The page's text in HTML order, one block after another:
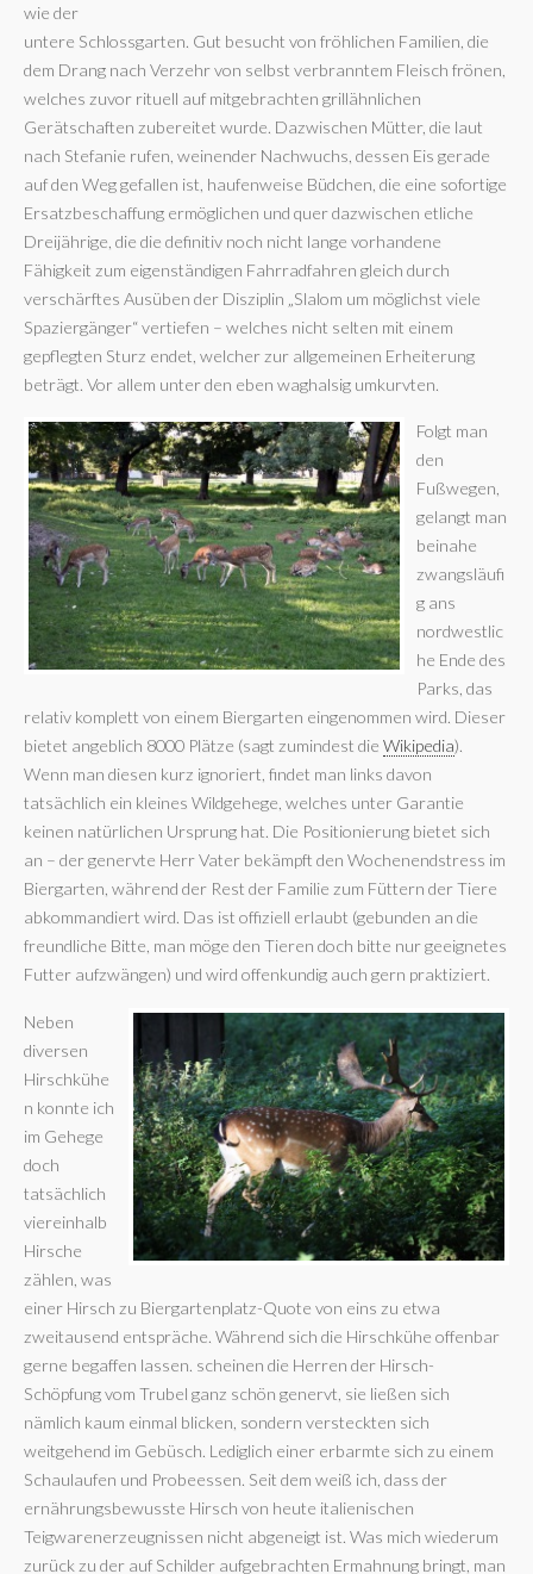
wie der
untere Schlossgarten. Gut besucht von fröhlichen Familien, die
dem Drang nach Verzehr von selbst verbranntem Fleisch frönen,
welches zuvor rituell auf mitgebrachten grillähnlichen
Gerätschaften zubereitet wurde. Dazwischen Mütter, die laut
nach Stefanie rufen, weinender Nachwuchs, dessen Eis gerade
auf den Weg gefallen ist, haufenweise Büdchen, die eine sofortige
Ersatzbeschaffung ermöglichen und quer dazwischen etliche
Dreijährige, die die definitiv noch nicht lange vorhandene
Fähigkeit zum eigenständigen Fahrradfahren gleich durch
verschärftes Ausüben der Disziplin „Slalom um möglichst viele
Spaziergänger“ vertiefen – welches nicht selten mit einem
gepflegten Sturz endet, welcher zur allgemeinen Erheiterung
beträgt. Vor allem unter den eben waghalsig umkurvten.
Folgt man
den
Fußwegen,
gelangt man
beinahe
zwangsläufi
g ans
nordwestlic
he Ende des
Parks, das
relativ komplett von einem Biergarten eingenommen wird. Dieser
bietet angeblich 8000 Plätze (sagt zumindest die Wikipedia).
Wenn man diesen kurz ignoriert, findet man links davon
tatsächlich ein kleines Wildgehege, welches unter Garantie
keinen natürlichen Ursprung hat. Die Positionierung bietet sich
an – der genervte Herr Vater bekämpft den Wochenendstress im
Biergarten, während der Rest der Familie zum Füttern der Tiere
abkommandiert wird. Das ist offiziell erlaubt (gebunden an die
freundliche Bitte, man möge den Tieren doch bitte nur geeignetes
Futter aufzwängen) und wird offenkundig auch gern praktiziert.
Neben
diversen
Hirschkühe
n konnte ich
im Gehege
doch
tatsächlich
viereinhalb
Hirsche
zählen, was
einer Hirsch zu Biergartenplatz-Quote von eins zu etwa
zweitausend entspräche. Während sich die Hirschkühe offenbar
gerne begaffen lassen. scheinen die Herren der Hirsch-
Schöpfung vom Trubel ganz schön genervt, sie ließen sich
nämlich kaum einmal blicken, sondern versteckten sich
weitgehend im Gebüsch. Lediglich einer erbarmte sich zu einem
Schaulaufen und Probeessen. Seit dem weiß ich, dass der
ernährungsbewusste Hirsch von heute italienischen
Teigwarenerzeugnissen nicht abgeneigt ist. Was mich wiederum
zurück zu der auf Schilder aufgebrachten Ermahnung bringt, man